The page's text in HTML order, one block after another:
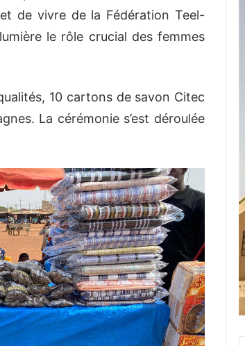
de vivre de la Fédération Teel-
le rôle crucial des femmes
10 cartons de savon Citec
La cérémonie s’est déroulée